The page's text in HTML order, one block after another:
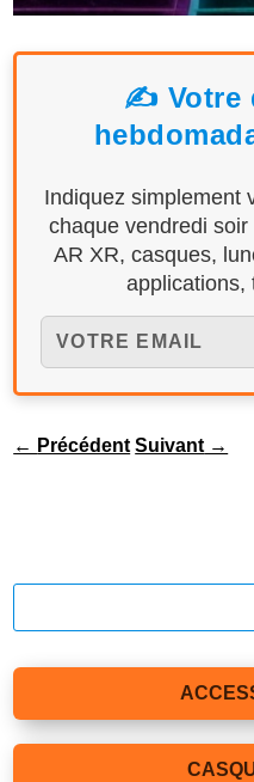
✍️ Votre
Indiquez simplement
chaque vendredi
AR XR, casques,
applications,
← Précédent Suivant →